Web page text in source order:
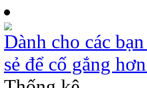
Dành cho các
sẻ để cố gắng